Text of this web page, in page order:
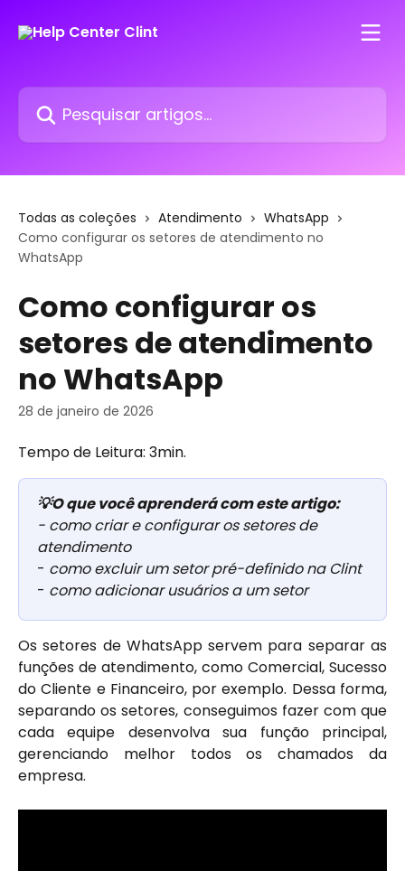
Pesquisar artigos...
Todas as coleções Atendimento
WhatsApp
Como configurar os setores de atendimento no
WhatsApp
Como configurar os
setores de atendimento
no WhatsApp
28 de janeiro de 2026
Tempo de Leitura: 3min.
💡O que você aprenderá com este artigo:
- como criar e configurar os setores de
atendimento
- como excluir um setor pré-definido na Clint
- como adicionar usuários a um setor
Os setores de WhatsApp servem para separar as
funções de atendimento, como Comercial, Sucesso
do Cliente e Financeiro, por exemplo. Dessa forma,
separando os setores, conseguimos fazer com que
cada equipe desenvolva sua função principal,
gerenciando melhor todos os chamados da
empresa.